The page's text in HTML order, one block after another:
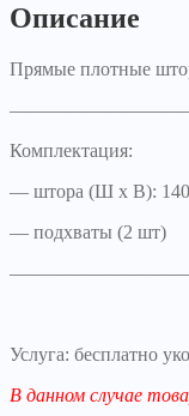
Описание
Прямые плотные
Комплектация:
— штора (Ш х В): 140
— подхваты (2 шт)
Услуга: бесплатно
В данном случае